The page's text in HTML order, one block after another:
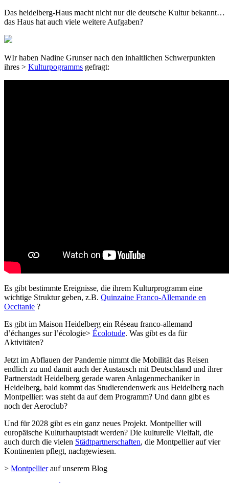
Das heidelberg-Haus macht nicht nur die deutsche Kultur bekannt…
das Haus hat auch viele weitere Aufgaben?
WIr haben Nadine Grunser nach den inhaltlichen Schwerpunkten
ihres > Kulturpogramms gefragt:
Es gibt bestimmte Ereignisse, die ihrem Kulturprogramm eine
wichtige Struktur geben, z.B. Quinzaine Franco-Allemande en
Occitanie ?
Es gibt im Maison Heidelberg ein Réseau franco-allemand
d’échanges sur l’écologie> Écolotude. Was gibt es da für
Aktivitäten?
Jetzt im Abflauen der Pandemie nimmt die Mobilität das Reisen
endlich zu und damit auch der Austausch mit Deutschland und ihrer
Partnerstadt Heidelberg gerade waren Anlagenmechaniker in
Heidelberg, bald kommt das Studierendenwerk aus Heidelberg nach
Montpellier: was steht da auf dem Programm? Und dann gibt es
noch der Aeroclub?
Und für 2028 gibt es ein ganz neues Projekt. Montpellier will
europäische Kulturhauptstadt werden? Die kulturelle Vielfalt, die
auch durch die vielen Städtpartnerschaften, die Montpellier auf vier
Kontinenten pflegt, nachgewiesen.
> Montpellierauf unserem Blog